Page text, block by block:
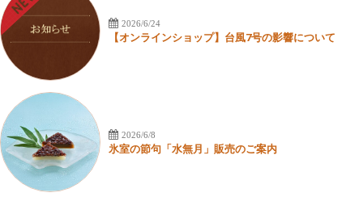
2026/6/24
【オンラインショップ】台風7号の影響について
2026/6/8
氷室の節句「水無月」販売のご案内